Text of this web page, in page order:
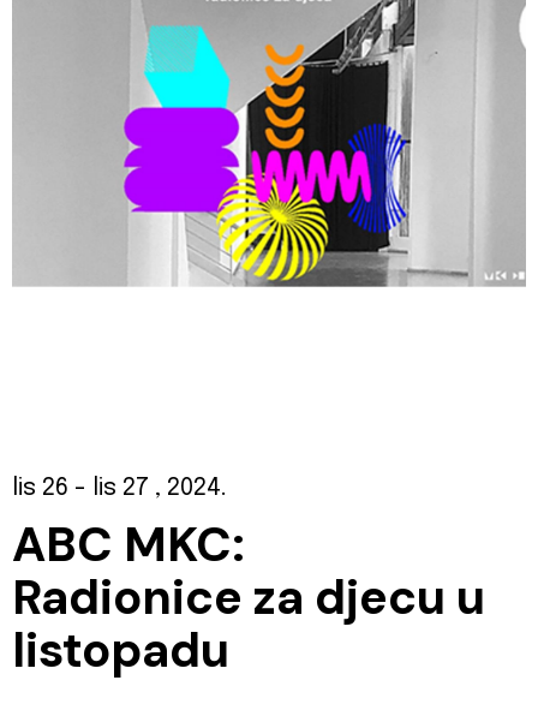
lis 26 - lis 27 , 2024.
ABC MKC:
Radionice za djecu u
listopadu